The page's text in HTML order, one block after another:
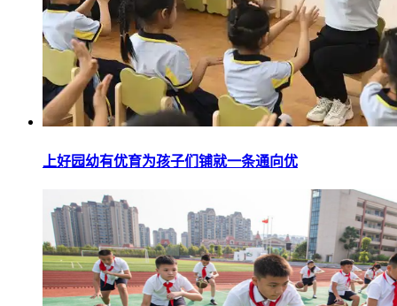
上好园幼有优育为孩子们铺就一条通向优